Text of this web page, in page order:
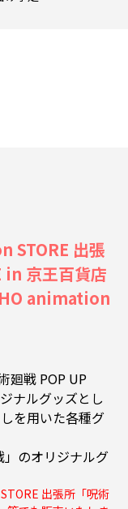
STORE 出張
in 京王百貨店
animation
廻戦 POP UP
ナルグッズとし
を用いた各種グ
のオリジナルグ
出張所「呪術